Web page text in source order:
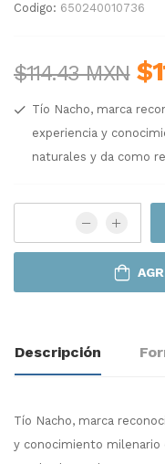
Codigo: 650240010736
$114.43 MXN
Tío Nacho, marca
experiencia y
naturales y da como
Descripción
Tío Nacho, marca
y conocimiento